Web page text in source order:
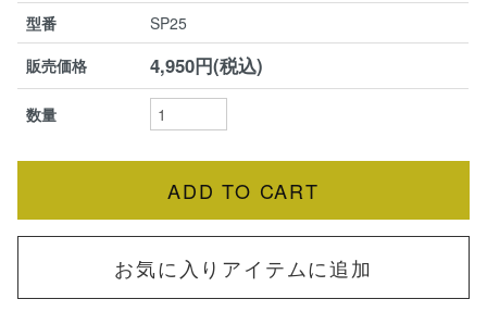
型番
SP25
販売価格
4,950円(税込)
数量
お気に入りアイテムに追加